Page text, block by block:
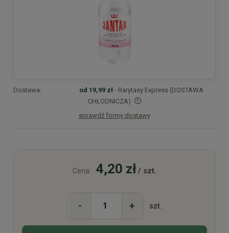
Dostawa: od 19,99 zł - Rarytasy Express (DOSTAWA
CHŁODNICZA)
Cena nie zawiera ewentualnych kosztów płatności
sprawdź formy dostawy
Cena: 4,20 zł/ szt.
- + szt.